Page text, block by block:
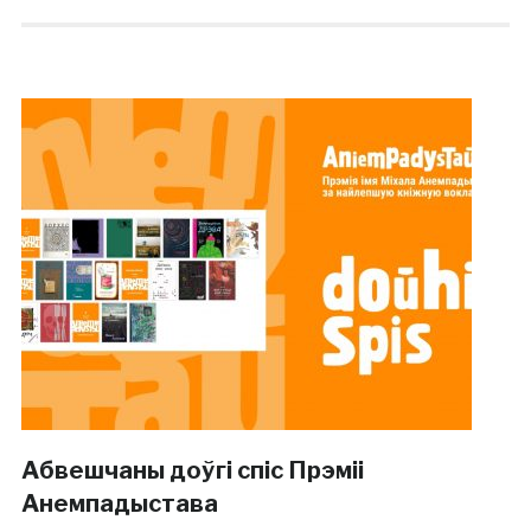
Абвешчаны доўгі спіс Прэміі
Анемпадыстава